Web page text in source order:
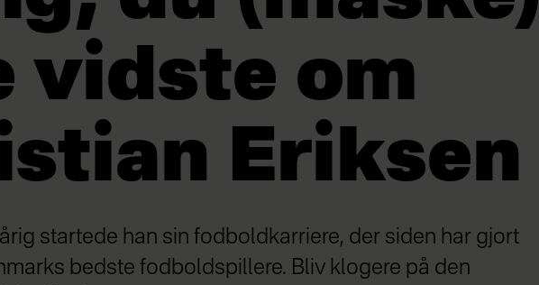
vidste om
Eriksen
startede han sin fodboldkarriere, der siden har gjort
bedste fodboldspillere. Bliv klogere på den